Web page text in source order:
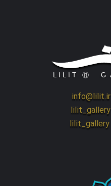
info@lilit.ir
lilit_gallery
lilit_gallery